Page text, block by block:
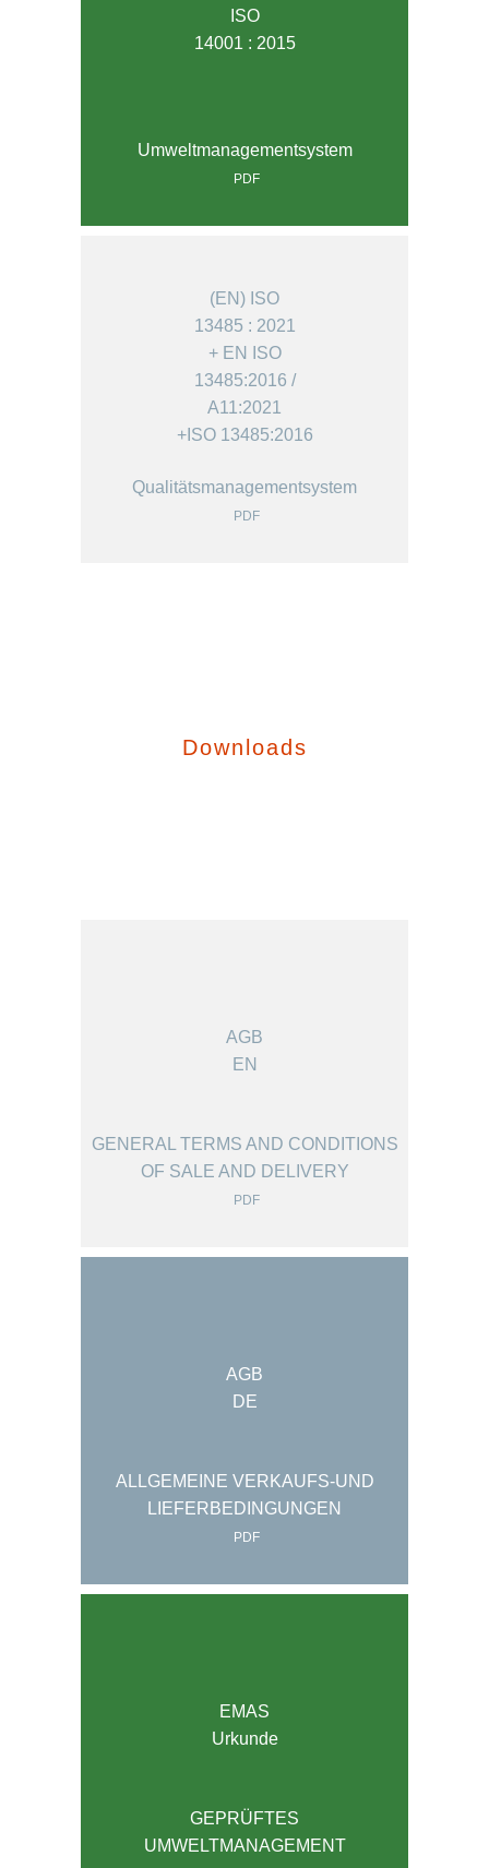
ISO
14001 : 2015
Umweltmanagementsystem
PDF
(EN) ISO
13485 : 2021
+ EN ISO
13485:2016 /
A11:2021
+ISO 13485:2016
Qualitätsmanagementsystem
PDF
Downloads
AGB
EN
GENERAL TERMS AND CONDITIONS
OF SALE AND DELIVERY
PDF
AGB
DE
ALLGEMEINE VERKAUFS-UND
LIEFERBEDINGUNGEN
PDF
EMAS
Urkunde
GEPRÜFTES
UMWELTMANAGEMENT